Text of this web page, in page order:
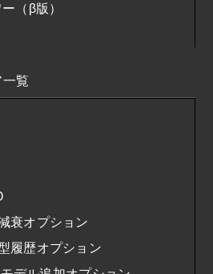
（β版）
覧
衰オプション
履歴オプション